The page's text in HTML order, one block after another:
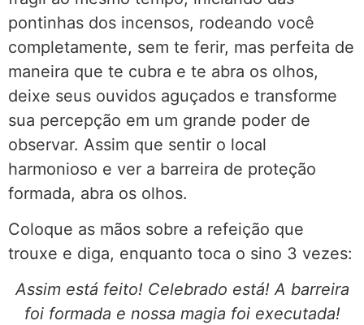
pontinhas dos incensos, rodeando você
completamente, sem te ferir, mas perfeita de
maneira que te cubra e te abra os olhos,
deixe seus ouvidos aguçados e transforme
sua percepção em um grande poder de
observar. Assim que sentir o local
harmonioso e ver a barreira de proteção
formada, abra os olhos.
Coloque as mãos sobre a refeição que
trouxe e diga, enquanto toca o sino 3 vezes:
Assim está feito! Celebrado está! A barreira
foi formada e nossa magia foi executada!